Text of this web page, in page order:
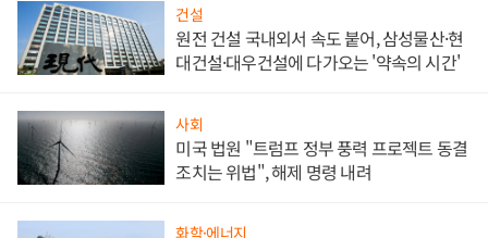
건설
원전 건설 국내외서 속도 붙어, 삼성물산·현
대건설·대우건설에 다가오는 '약속의 시간'
사회
미국 법원 "트럼프 정부 풍력 프로젝트 동결
조치는 위법", 해제 명령 내려
화학·에너지